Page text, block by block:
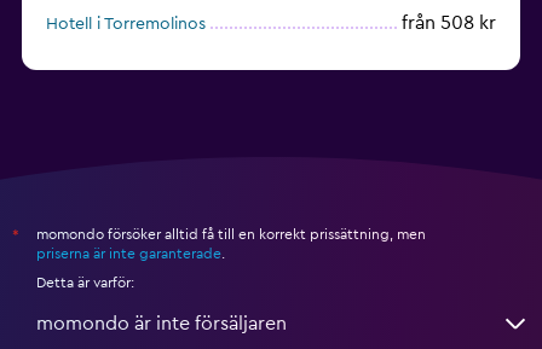
Hotell i Torremolinos från 508 kr
*
momondo försöker alltid få till en korrekt prissättning, men
priserna är inte garanterade
Detta är varför:
momondo är inte försäljaren